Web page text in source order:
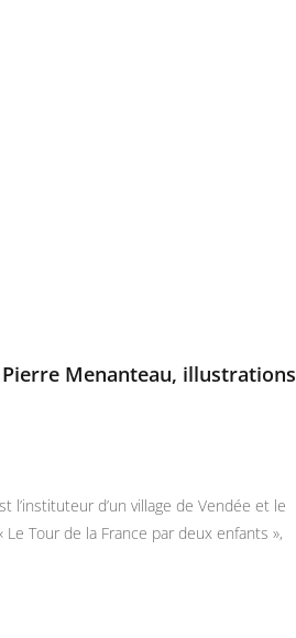
Menanteau, illustrations
d’un village de Vendée et le
Le Tour de la France par deux enfants »,